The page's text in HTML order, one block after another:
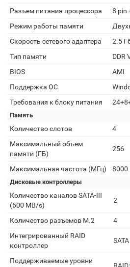
Разъем питания процессора
8 pin
Режим работы памяти
Скорость сетевого адаптера
2.5
Тип памяти
DDR
BIOS
AMI
Поддержка ОС
Требования к блоку питания
Память
Количество слотов
4
Максимальный объем
памяти (ГБ)
256
Максимальная частота (МГц) 8000
Дисковые контроллеры
Количество каналов SATA-III
(600 MB/s)
2
Количество разъемов M.2
4
Интегрированный RAID
контроллер
SATA
Поддерживаемые уровни